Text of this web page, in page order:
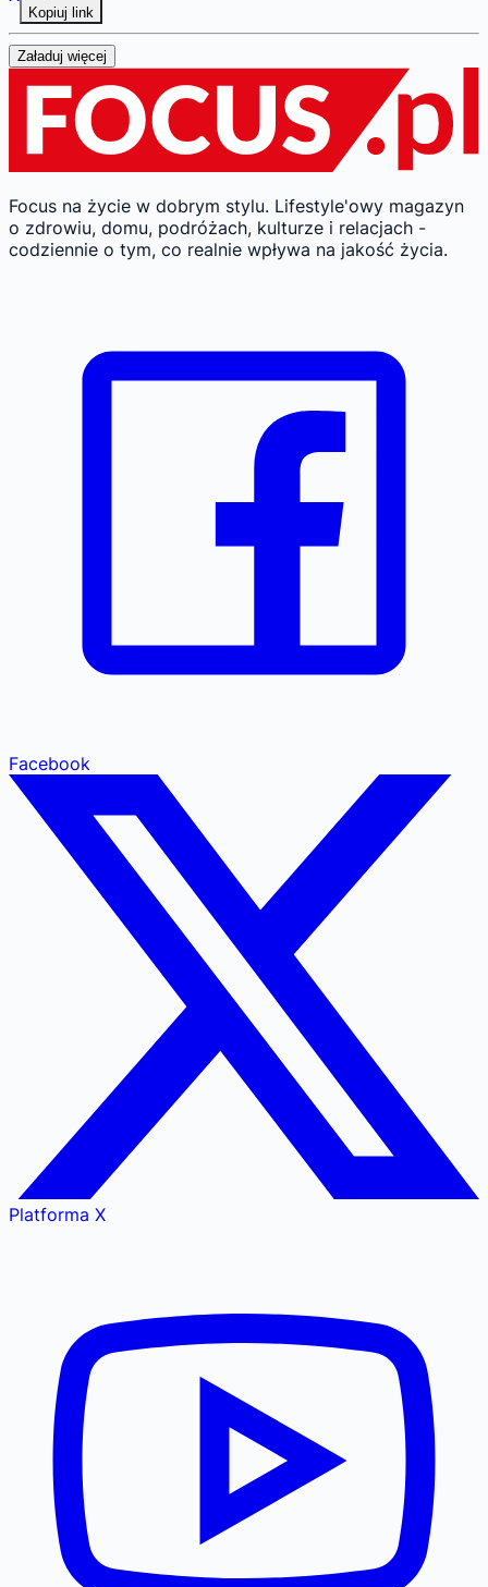
Kopiuj link
Załaduj więcej
Focus na życie w dobrym stylu. Lifestyle'owy magazyn
o zdrowiu, domu, podróżach, kulturze i relacjach -
codziennie o tym, co realnie wpływa na jakość życia.
Facebook
Platforma X